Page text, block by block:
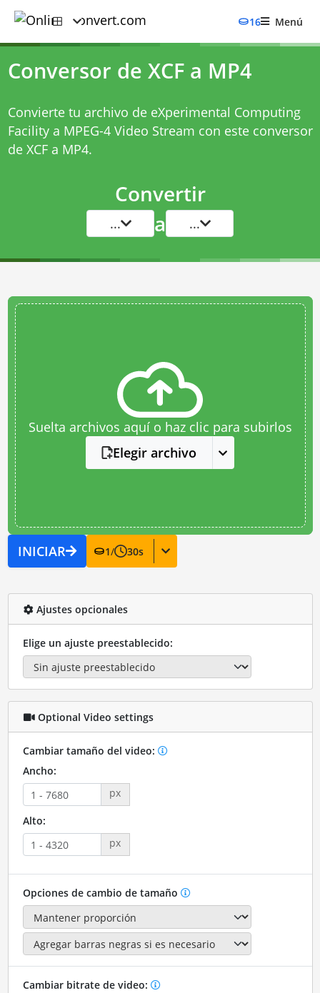
16 Menú
Conversor de XCF a MP4
Convierte tu archivo de eXperimental Computing
Facility a MPEG-4 Video Stream con este conversor
de XCF a MP4.
Convertir
... a ...
Suelta archivos aquí o haz clic para subirlos
Elegir archivo
INICIAR 1/ 30s
Ajustes opcionales
Elige un ajuste preestablecido:
Optional Video settings
Cambiar tamaño del video:
Ancho:
px
Alto:
px
Opciones de cambio de tamaño
Cambiar bitrate de video: